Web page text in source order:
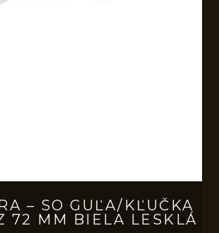
– SO GUĽA/KĽUČKA
72 MM BIELA LESKLÁ